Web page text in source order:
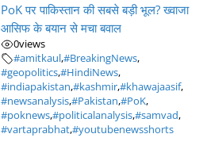
PoK पर पाकिस्तान की सबसे बड़ी भूल? ख्वाजा
आसिफ के बयान से मचा बवाल
0views
#amitkaul,#BreakingNews,
#geopolitics,#HindiNews,
#indiapakistan,#kashmir,#khawajaasif,
#newsanalysis,#Pakistan,#PoK,
#poknews,#politicalanalysis,#samvad,
#vartaprabhat,#youtubenewsshorts